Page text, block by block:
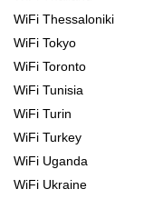
WiFi Thessaloniki
WiFi Tokyo
WiFi Toronto
WiFi Tunisia
WiFi Turin
WiFi Turkey
WiFi Uganda
WiFi Ukraine